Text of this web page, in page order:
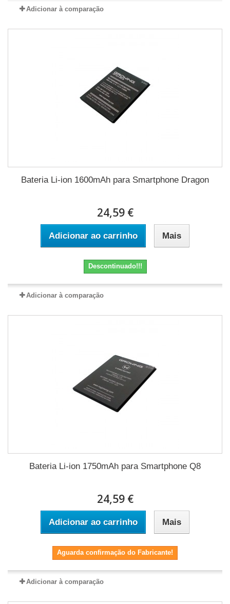
Adicionar à comparação
Bateria Li-ion 1600mAh para Smartphone Dragon
24,59 €
Adicionar ao carrinho Mais
Descontinuado!!!
Adicionar à comparação
Bateria Li-ion 1750mAh para Smartphone Q8
24,59 €
Adicionar ao carrinho Mais
Aguarda confirmação do Fabricante!
Adicionar à comparação